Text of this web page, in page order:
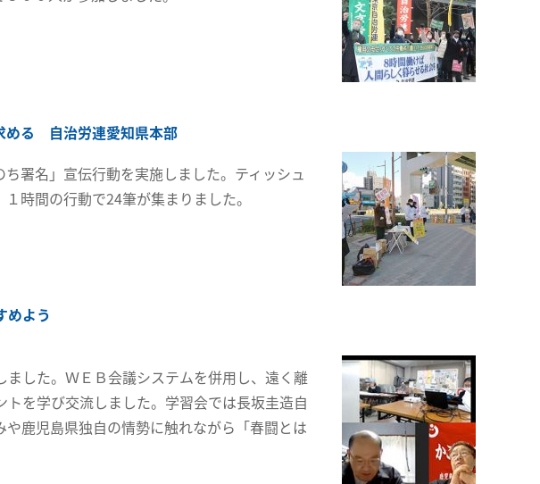
める 自治労連愛知県本部
署名」宣伝行動を実施しました。ティッシュ
時間の行動で24筆が集まりました。
めよう
した。ＷＥＢ会議システムを併用し、遠く離
を学び交流しました。学習会では長坂圭造自
鹿児島県独自の情勢に触れながら「春闘とは